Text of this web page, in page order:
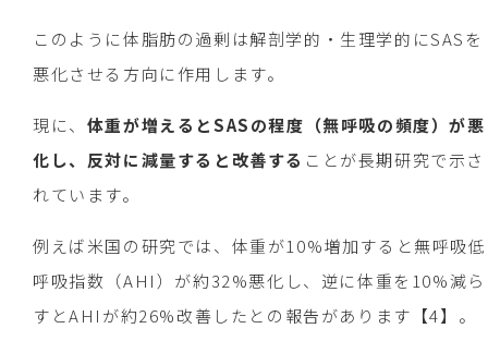
このように体脂肪の過剰は解剖学的・生理学的にSASを
悪化させる方向に作用します。
現に、 体重が増えるとSASの程度（無呼吸の頻度）が悪
化し、反対に減量すると改善する ことが長期研究で示さ
れています。
例えば米国の研究では、体重が10%増加すると無呼吸低
呼吸指数（AHI）が約32%悪化し、逆に体重を10%減ら
すとAHIが約26%改善したとの報告があります【4】。